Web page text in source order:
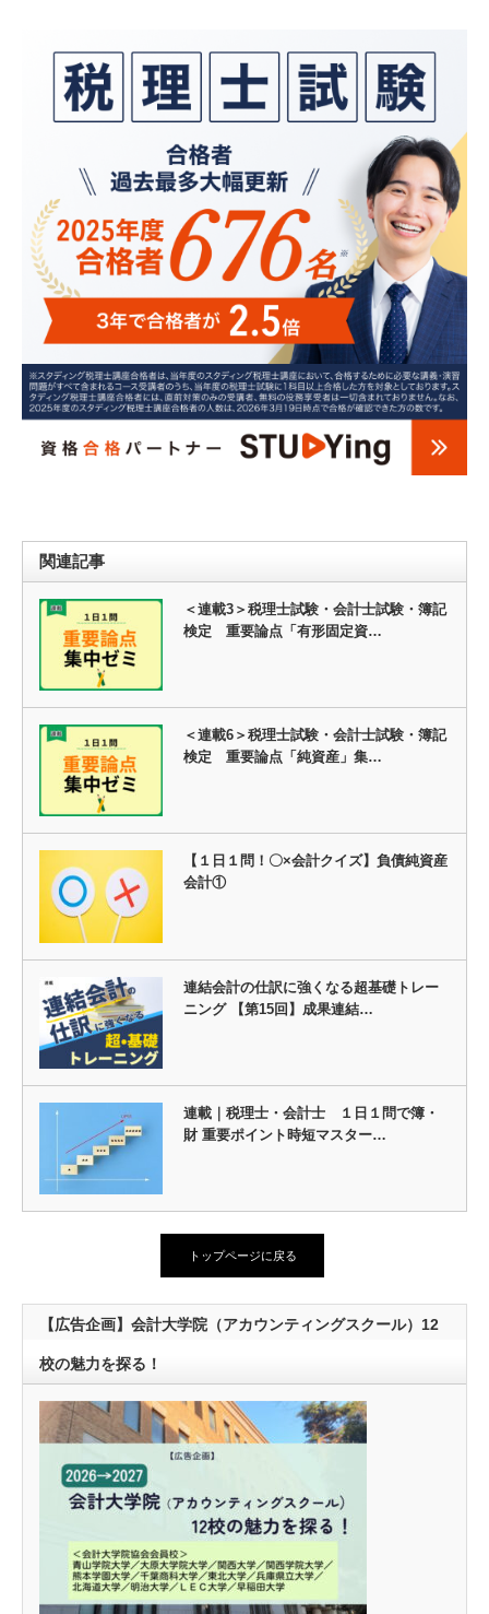
関連記事
＜連載3＞税理士試験・会計士試験・簿記
検定 重要論点「有形固定資…
＜連載6＞税理士試験・会計士試験・簿記
検定 重要論点「純資産」集…
【１日１問！〇×会計クイズ】負債純資産
会計①
連結会計の仕訳に強くなる超基礎トレー
ニング 【第15回】成果連結…
連載｜税理士・会計士 １日１問で簿・
財 重要ポイント時短マスター…
トップページに戻る
【広告企画】会計大学院（アカウンティングスクール）12
校の魅力を探る！